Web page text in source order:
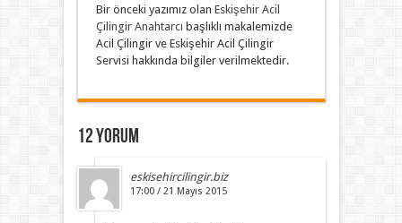
Bir önceki yazımız olan Eskişehir Acil
Çilingir Anahtarcı başlıklı makalemizde
Acil Çilingir ve Eskişehir Acil Çilingir
Servisi hakkında bilgiler verilmektedir.
12 yorum
eskisehircilingir.biz
17:00 / 21 Mayıs 2015